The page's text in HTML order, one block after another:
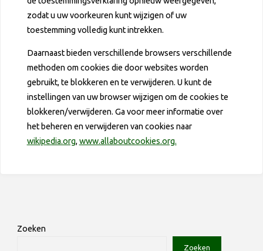
zodat u uw voorkeuren kunt wijzigen of uw
toestemming volledig kunt intrekken.
Daarnaast bieden verschillende browsers verschillende
methoden om cookies die door websites worden
gebruikt, te blokkeren en te verwijderen. U kunt de
instellingen van uw browser wijzigen om de cookies te
blokkeren/verwijderen. Ga voor meer informatie over
het beheren en verwijderen van cookies naar
wikipedia.org, www.allaboutcookies.org.
Zoeken
Zoeken